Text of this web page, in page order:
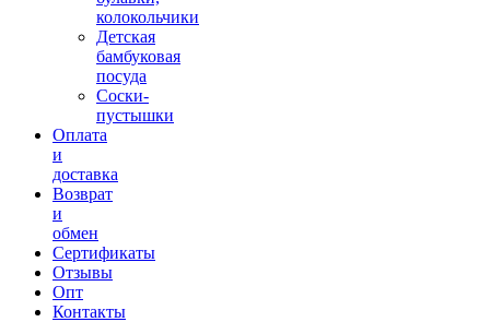
колокольчики
Детская
бамбуковая
посуда
Соски-
пустышки
Оплата
и
доставка
Возврат
и
обмен
Сертификаты
Отзывы
Опт
Контакты